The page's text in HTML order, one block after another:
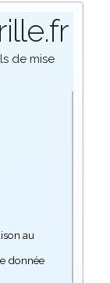
de mise
au
donnée